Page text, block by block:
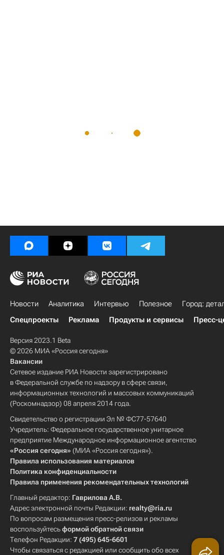
Новости Аналитика Интервью Полезное
Город:
Спецпроекты
Реклама Продукты и сервисы Пресс-
Версия 2023.1 Beta
© 2026 МИА «Россия сегодня»
Вакансии
Сетевое издание РИА Новости зарегистрировано
в Федеральной службе по надзору в сфере связи,
информационных технологий и массовых коммуникаций
(Роскомнадзор) 08 апреля 2014 года.
Свидетельство о регистрации Эл № ФС77-57640
Учредитель: Федеральное государственное унитарное
предприятие Международное информационное агентство
«Россия сегодня» (МИА «Россия сегодня»).
Правила использования материалов
Политика конфиденциальности
Правила применения рекомендательных технологий
Главный редактор: Гаврилова А.В.
Адрес электронной почты Редакции: realty@ria.ru
По вопросам размещения пресс-релизов и рекламы
воспользуйтесьформой обратной связи
Телефон Редакции: 7 (495) 645-6601
Чтобы связаться с редакцией или сообщить обо всех